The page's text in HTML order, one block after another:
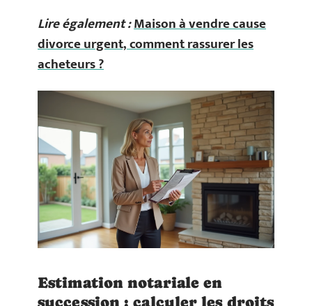
Lire également :Maison à vendre cause
divorce urgent, comment rassurer les
acheteurs ?
Estimation notariale en
succession : calculer les droits